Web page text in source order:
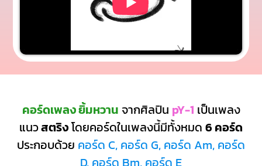
คอร์ดเพลง ยิ้มหวาน จากศิลปิน pY-1 เป็นเพลง
แนวสตริงโดยคอร์ดในเพลงนี้มีทั้งหมด 6 คอร์ด
ประกอบด้วย คอร์ด C, คอร์ด G, คอร์ด Am, คอร์ด